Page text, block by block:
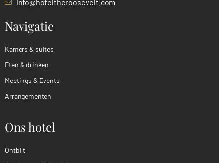
info@hoteltheroosevelt.com
Navigatie
Kamers & suites
Eten & drinken
Meetings & Events
Arrangementen
Ons hotel
Ontbijt